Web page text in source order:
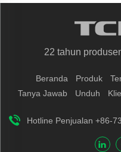
22 tahun
Beranda Produk
Tanya Jawab
Unduh
Hotline Penjualan +86-